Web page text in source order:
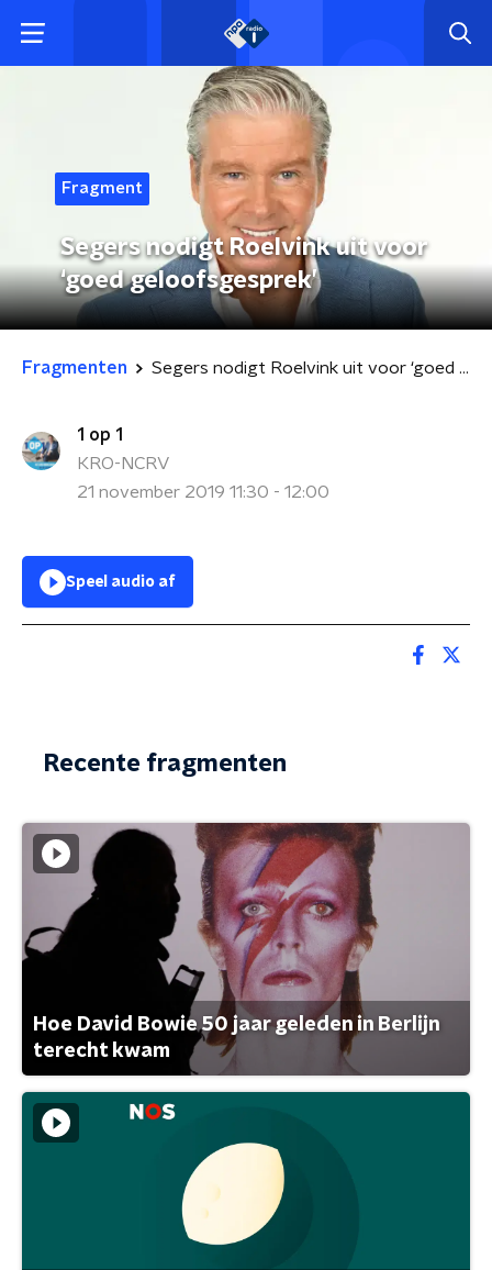
Fragment
Segers nodigt Roelvink uit voor
‘goed geloofsgesprek’
Fragmenten Segers nodigt Roelvink uit voor ‘goed geloofsgesprek’
1 op 1
KRO-NCRV
21 november 2019 11:30 - 12:00
Speel audio af
Recente fragmenten
Hoe David Bowie 50 jaar geleden in Berlijn
terecht kwam